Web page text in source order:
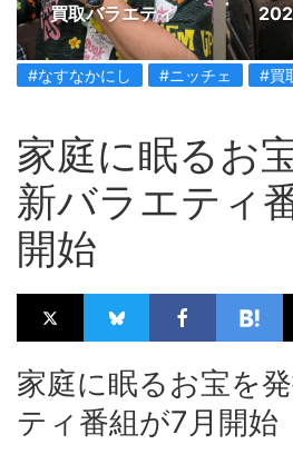
買取バラエティ
#なすなかにし #ニッチェ #買
家庭に眠るお
新バラエティ
開始
家庭に眠るお宝を
ティ番組が7月開始